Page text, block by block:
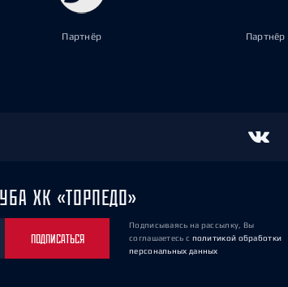
Партнёр Партнёр
ХК «ТОРПЕДО»
ПОДПИСАТЬСЯ
Подписываясь на рассылку, Вы
соглашаетесь с политикой обработки
персональных данных